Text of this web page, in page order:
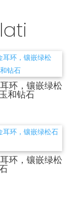
环，镶嵌绿松
和钻石
环，镶嵌绿松